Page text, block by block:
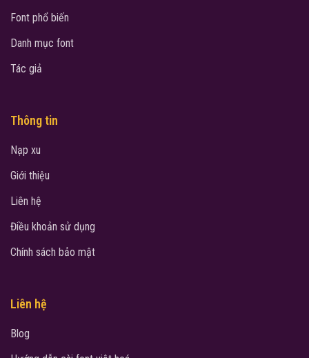
Font phổ biến
Danh mục font
Tác giả
Thông tin
Nạp xu
Giới thiệu
Liên hệ
Điều khoản sử dụng
Chính sách bảo mật
Liên hệ
Blog